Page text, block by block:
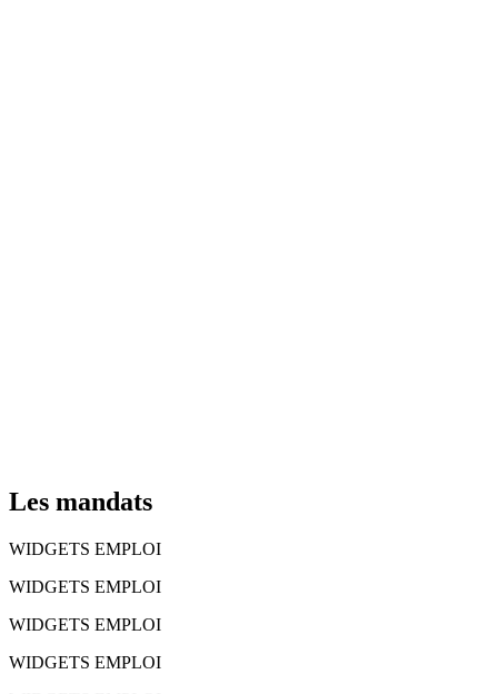
Les mandats
WIDGETS EMPLOI
WIDGETS EMPLOI
WIDGETS EMPLOI
WIDGETS EMPLOI